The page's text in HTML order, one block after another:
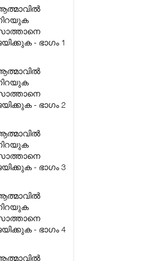
- ഭാഗം 1
- ഭാഗം 2
- ഭാഗം 3
- ഭാഗം 4